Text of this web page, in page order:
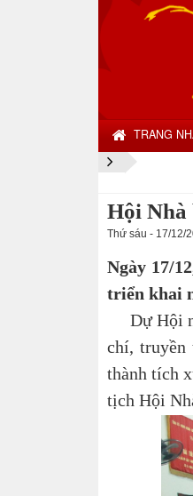
TRANG
Hội Nhà
Thứ sáu - 17/12/
Ngày 17/
triển khai
Dự Hội
chí, truyền
thành tích
tịch Hội